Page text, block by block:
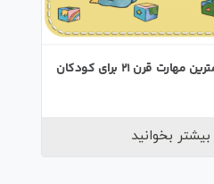
حل مسئله مهمترین مهارت قرن ۲۱ برای کودکان
بیشتر بخوانید